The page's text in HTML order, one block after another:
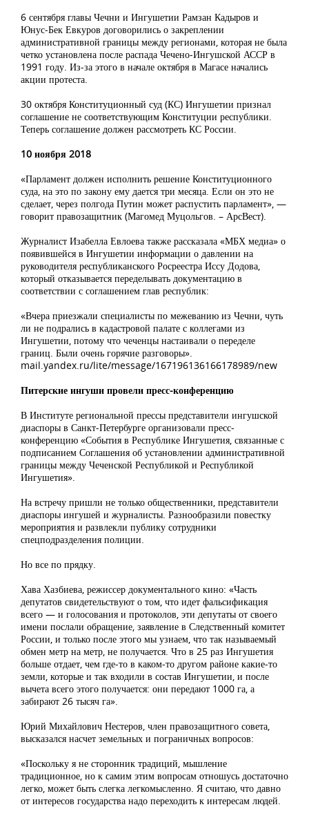
6 сентября главы Чечни и Ингушетии Рамзан Кадыров и
Юнус-Бек Евкуров договорились о закреплении
административной границы между регионами, которая не была
четко установлена после распада Чечено-Ингушской АССР в
1991 году. Из-за этого в начале октября в Магасе начались
акции протеста.
30 октября Конституционный суд (КС) Ингушетии признал
соглашение не соответствующим Конституции республики.
Теперь соглашение должен рассмотреть КС России.
10 ноября 2018
«Парламент должен исполнить решение Конституционного
суда, на это по закону ему дается три месяца. Если он это не
сделает, через полгода Путин может распустить парламент», —
говорит правозащитник (Магомед Муцольгов. – АрсВест).
Журналист Изабелла Евлоева также рассказала «МБХ медиа» о
появившейся в Ингушетии информации о давлении на
руководителя республиканского Росреестра Иссу Додова,
который отказывается переделывать документацию в
соответствии с соглашением глав республик:
«Вчера приезжали специалисты по межеванию из Чечни, чуть
ли не подрались в кадастровой палате с коллегами из
Ингушетии, потому что чеченцы настаивали о переделе
границ. Были очень горячие разговоры».
mail.yandex.ru/lite/message/167196136166178989/new
Питерские ингуши провели пресс-конференцию
В Институте региональной прессы представители ингушской
диаспоры в Санкт-Петербурге организовали пресс-
конференцию «События в Республике Ингушетия, связанные с
подписанием Соглашения об установлении административной
границы между Чеченской Республикой и Республикой
Ингушетия».
На встречу пришли не только общественники, представители
диаспоры ингушей и журналисты. Разнообразили повестку
мероприятия и развлекли публику сотрудники
спецподразделения полиции.
Но все по прядку.
Хава Хазбиева, режиссер документального кино: «Часть
депутатов свидетельствуют о том, что идет фальсификация
всего — и голосования и протоколов, эти депутаты от своего
имени послали обращение, заявление в Следственный комитет
России, и только после этого мы узнаем, что так называемый
обмен метр на метр, не получается. Что в 25 раз Ингушетия
больше отдает, чем где-то в каком-то другом районе какие-то
земли, которые и так входили в состав Ингушетии, и после
вычета всего этого получается: они передают 1000 га, а
забирают 26 тысяч га».
Юрий Михайлович Нестеров, член правозащитного совета,
высказался насчет земельных и пограничных вопросов:
«Поскольку я не сторонник традиций, мышление
традиционное, но к самим этим вопросам отношусь достаточно
легко, может быть слегка легкомысленно. Я считаю, что давно
от интересов государства надо переходить к интересам людей.